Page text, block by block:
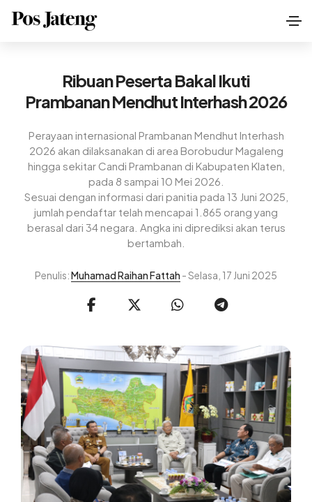
Ribuan Peserta Bakal Ikuti
Prambanan Mendhut Interhash 2026
Perayaan internasional Prambanan Mendhut Interhash
2026 akan dilaksanakan di area Borobudur Magaleng
hingga sekitar Candi Prambanan di Kabupaten Klaten,
pada 8 sampai 10 Mei 2026.
Sesuai dengan informasi dari panitia pada 13 Juni 2025,
jumlah pendaftar telah mencapai 1.865 orang yang
berasal dari 34 negara. Angka ini diprediksi akan terus
bertambah.
Penulis:Muhamad Raihan Fattah - Selasa, 17 Juni 2025